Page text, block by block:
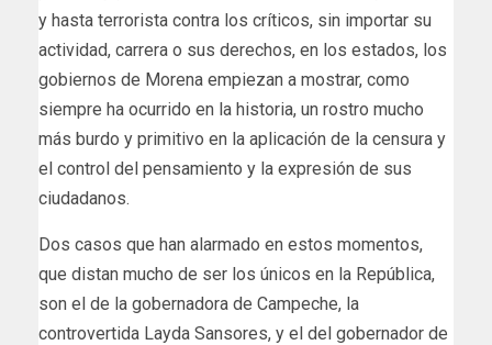
y hasta terrorista contra los críticos, sin importar su
actividad, carrera o sus derechos, en los estados, los
gobiernos de Morena empiezan a mostrar, como
siempre ha ocurrido en la historia, un rostro mucho
más burdo y primitivo en la aplicación de la censura y
el control del pensamiento y la expresión de sus
ciudadanos.
Dos casos que han alarmado en estos momentos,
que distan mucho de ser los únicos en la República,
son el de la gobernadora de Campeche, la
controvertida Layda Sansores, y el del gobernador de